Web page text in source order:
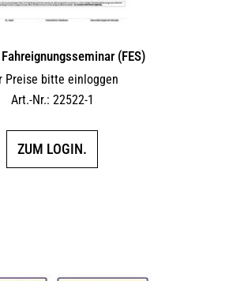
(FES)
Preise bitte einloggen
Art.-Nr.: 22522-1
ZUM LOGIN.